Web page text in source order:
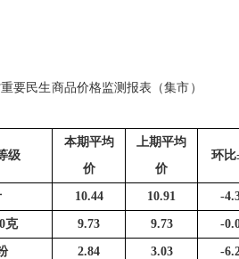
要民生商品价格监测报表（集市 ）
级
本期平均
价
上期平均
价
环比
10.44 10.91 -
克 9.73 9.73 -
2.84 3.03 -